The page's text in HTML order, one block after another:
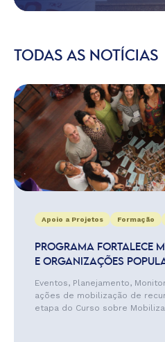
TODAS AS NOTÍCIAS
Apoio a Projetos Formação
PROGRAMA FORTALECE
E ORGANIZAÇÕES
Eventos, Planejamento,
ações de mobilização de
etapa do Curso sobre